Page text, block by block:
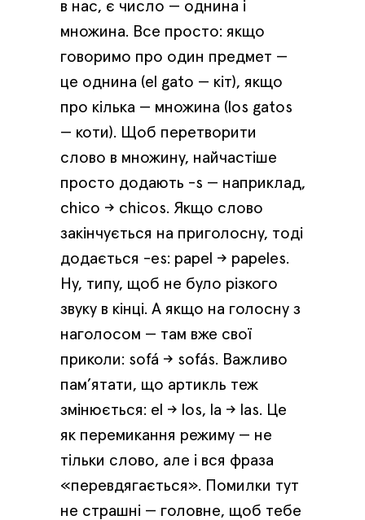
в нас, є число — однина і
множина. Все просто: якщо
говоримо про один предмет —
це однина (el gato — кіт), якщо
про кілька — множина (los gatos
— коти). Щоб перетворити
слово в множину, найчастіше
просто додають -s — наприклад,
chico → chicos. Якщо слово
закінчується на приголосну, тоді
додається -es: papel → papeles.
Ну, типу, щоб не було різкого
звуку в кінці. А якщо на голосну з
наголосом — там вже свої
приколи: sofá → sofás. Важливо
пам’ятати, що артикль теж
змінюється: el → los, la → las. Це
як перемикання режиму — не
тільки слово, але і вся фраза
«перевдягається». Помилки тут
не страшні — головне, щоб тебе